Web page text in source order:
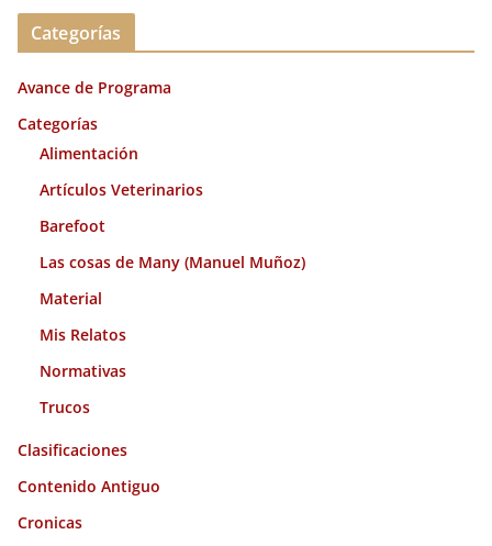
c
v
o
Categorías
Avance de Programa
Categorías
Alimentación
Artículos Veterinarios
Barefoot
Las cosas de Many (Manuel Muñoz)
Material
Mis Relatos
Normativas
Trucos
Clasificaciones
Contenido Antiguo
Cronicas